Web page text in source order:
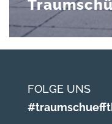
FOLGE UNS